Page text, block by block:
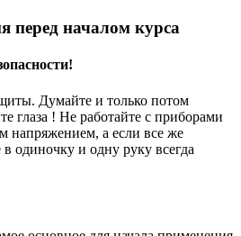
перед началом курса
Думайте и только потом
глаза ! Не работайте с приборами
напряжением, а если все же
в одиночку и одну руку всегда